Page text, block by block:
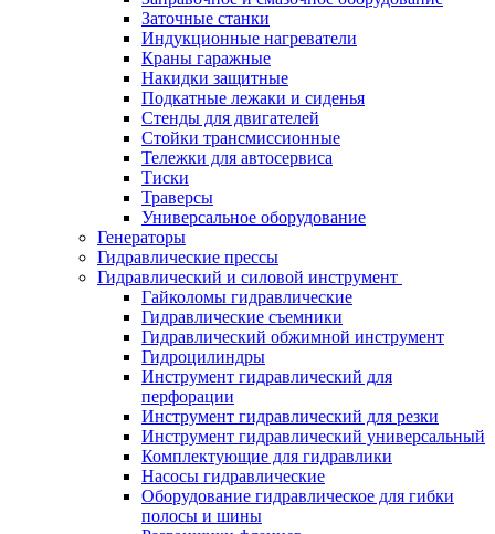
Заточные станки
Индукционные нагреватели
Краны гаражные
Накидки защитные
Подкатные лежаки и сиденья
Стенды для двигателей
Стойки трансмиссионные
Тележки для автосервиса
Тиски
Траверсы
Универсальное оборудование
Генераторы
Гидравлические прессы
Гидравлический и силовой инструмент
Гайколомы гидравлические
Гидравлические съемники
Гидравлический обжимной инструмент
Гидроцилиндры
Инструмент гидравлический для
перфорации
Инструмент гидравлический для резки
Инструмент гидравлический универсальный
Комплектующие для гидравлики
Насосы гидравлические
Оборудование гидравлическое для гибки
полосы и шины